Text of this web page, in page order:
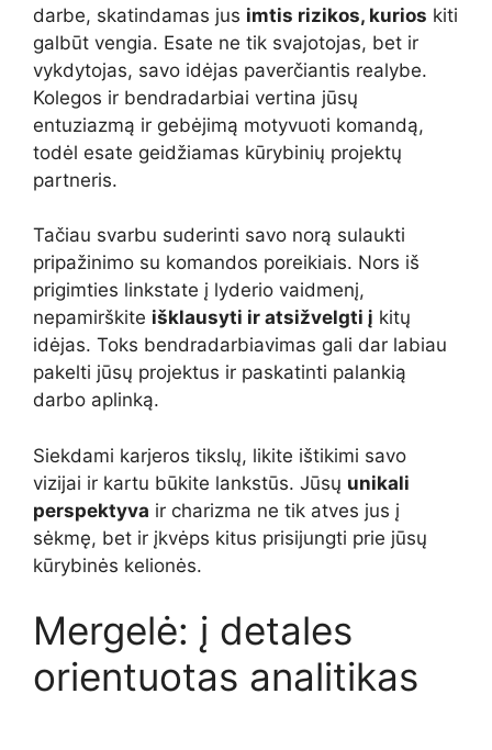
darbe, skatindamas jus imtis rizikos, kurios kiti
galbūt vengia. Esate ne tik svajotojas, bet ir
vykdytojas, savo idėjas paverčiantis realybe.
Kolegos ir bendradarbiai vertina jūsų
entuziazmą ir gebėjimą motyvuoti komandą,
todėl esate geidžiamas kūrybinių projektų
partneris.
Tačiau svarbu suderinti savo norą sulaukti
pripažinimo su komandos poreikiais. Nors iš
prigimties linkstate į lyderio vaidmenį,
nepamirškite išklausyti ir atsižvelgti į kitų
idėjas. Toks bendradarbiavimas gali dar labiau
pakelti jūsų projektus ir paskatinti palankią
darbo aplinką.
Siekdami karjeros tikslų, likite ištikimi savo
vizijai ir kartu būkite lankstūs. Jūsų unikali
perspektyva ir charizma ne tik atves jus į
sėkmę, bet ir įkvėps kitus prisijungti prie jūsų
kūrybinės kelionės.
Mergelė: į detales
orientuotas analitikas